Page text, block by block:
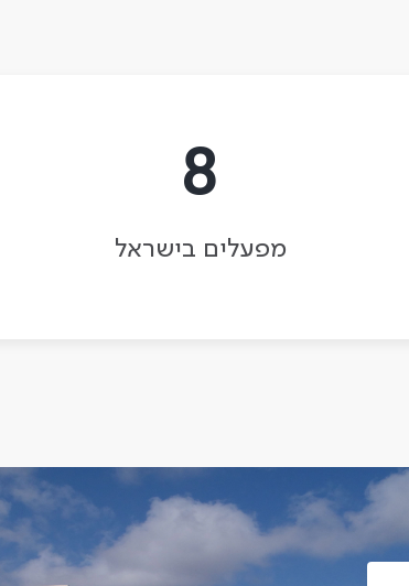
8
מפעלים בישראל